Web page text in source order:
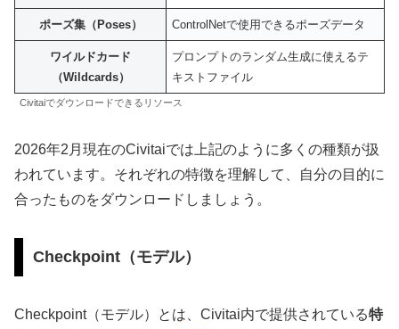
ポーズ集（Poses） ControlNetで使用できるポーズデータ
ワイルドカード
（Wildcards）
プロンプトのランダム生成に使えるテ
キストファイル
Civitaiでダウンロードできるリソース
2026年2月現在のCivitaiでは上記のように多くの種類が扱
われています。それぞれの特徴を理解して、自分の目的に
合ったものをダウンロードしましょう。
Checkpoint（モデル）
Checkpoint（モデル）とは、Civitai内で提供されている特